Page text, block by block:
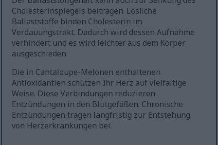
Cholesterinspiegels beitragen. Lösliche
Ballaststoffe binden Cholesterin im
Verdauungstrakt. Dadurch wird dessen Aufnahme
verhindert und es wird leichter aus dem Körper
ausgeschieden.
Die in Cantaloupe-Melonen enthaltenen
Antioxidantien schützen Ihr Herz auf vielfältige
Weise. Diese Verbindungen reduzieren
Entzündungen in den Blutgefäßen. Chronische
Entzündungen tragen langfristig zur Entstehung
von Herzerkrankungen bei.